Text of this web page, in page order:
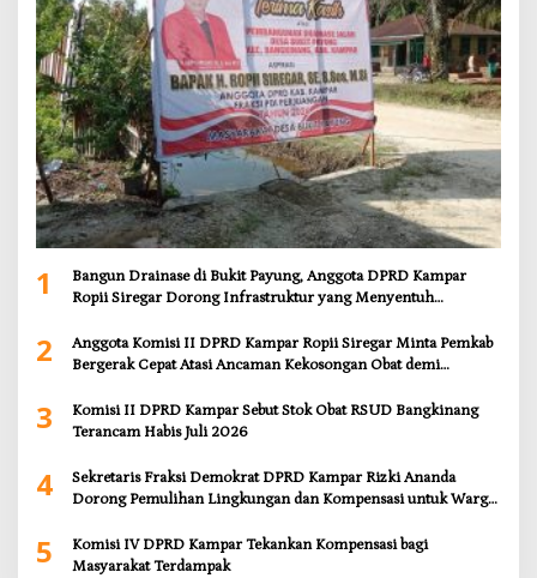
1
Bangun Drainase di Bukit Payung, Anggota DPRD Kampar
Ropii Siregar Dorong Infrastruktur yang Menyentuh
2
Anggota Komisi II DPRD Kampar Ropii Siregar Minta Pemkab
Bergerak Cepat Atasi Ancaman Kekosongan Obat demi
3
Komisi II DPRD Kampar Sebut Stok Obat RSUD Bangkinang
Terancam Habis Juli 2026
4
Sekretaris Fraksi Demokrat DPRD Kampar Rizki Ananda
Dorong Pemulihan Lingkungan dan Kompensasi untuk Warga
5
Komisi IV DPRD Kampar Tekankan Kompensasi bagi
Masyarakat Terdampak